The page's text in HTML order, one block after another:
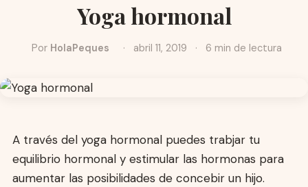
Yoga hormonal
Por HolaPeques · abril 11, 2019 · 6 min de lectura
A través del yoga hormonal puedes trabjar tu
equilibrio hormonal y estimular las hormonas para
aumentar las posibilidades de concebir un hijo.